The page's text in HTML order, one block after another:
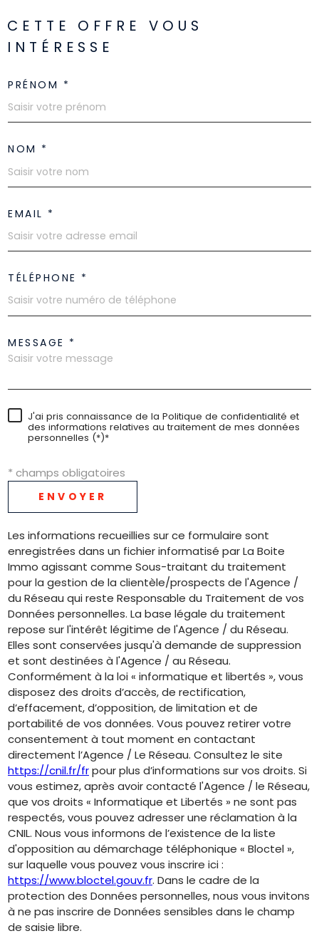
CETTE OFFRE
VOUS
INTÉRESSE
PRÉNOM *
NOM *
EMAIL *
TÉLÉPHONE *
MESSAGE *
J'ai pris connaissance de la Politique de confidentialité et
des informations relatives au traitement de mes données
personnelles (*)*
* champs obligatoires
ENVOYER
Les informations recueillies sur ce formulaire sont
enregistrées dans un fichier informatisé par La Boite
Immo agissant comme Sous-traitant du traitement
pour la gestion de la clientèle/prospects de l'Agence /
du Réseau qui reste Responsable du Traitement de vos
Données personnelles. La base légale du traitement
repose sur l'intérêt légitime de l'Agence / du Réseau.
Elles sont conservées jusqu'à demande de suppression
et sont destinées à l'Agence / au Réseau.
Conformément à la loi « informatique et libertés », vous
disposez des droits d’accès, de rectification,
d’effacement, d’opposition, de limitation et de
portabilité de vos données. Vous pouvez retirer votre
consentement à tout moment en contactant
directement l’Agence / Le Réseau. Consultez le site
https://cnil.fr/frpour plus d’informations sur vos droits. Si
vous estimez, après avoir contacté l'Agence / le Réseau,
que vos droits « Informatique et Libertés » ne sont pas
respectés, vous pouvez adresser une réclamation à la
CNIL. Nous vous informons de l’existence de la liste
d'opposition au démarchage téléphonique « Bloctel »,
sur laquelle vous pouvez vous inscrire ici :
https://www.bloctel.gouv.fr. Dans le cadre de la
protection des Données personnelles, nous vous invitons
à ne pas inscrire de Données sensibles dans le champ
de saisie libre.